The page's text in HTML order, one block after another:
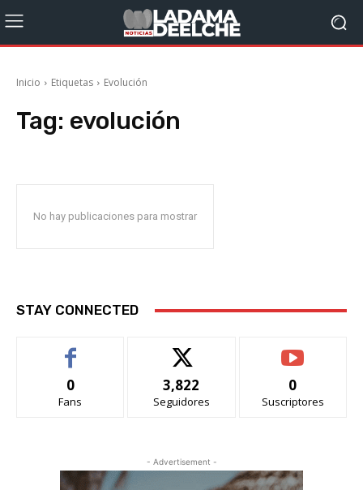
Inicio Etiquetas Evolución
Tag: evolución
No hay publicaciones para mostrar
STAY CONNECTED
0
Fans
3,822
Seguidores
0
Suscriptores
- Advertisement -